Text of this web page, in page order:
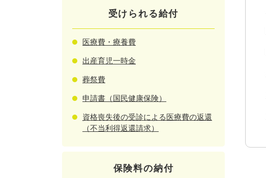
受けられる給付
医療費・療養費
出産育児一時金
葬祭費
申請書（国民健康保険）
資格喪失後の受診による医療費の返還
（不当利得返還請求）
保険料の納付